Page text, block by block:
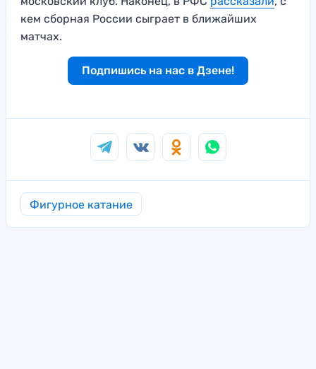
кем сборная России сыграет в ближайших
матчах.
Подпишись на нас в Дзене!
Фигурное катание